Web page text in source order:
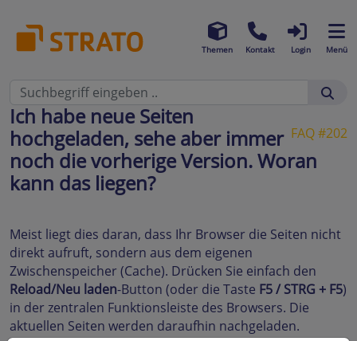
Themen Kontakt Login Menü
FAQ #202
Ich habe neue Seiten
hochgeladen, sehe aber immer
noch die vorherige Version. Woran
kann das liegen?
Meist liegt dies daran, dass Ihr Browser die Seiten nicht
direkt aufruft, sondern aus dem eigenen
Zwischenspeicher (Cache). Drücken Sie einfach den
Reload/Neu laden-Button (oder die Taste F5 / STRG + F5)
in der zentralen Funktionsleiste des Browsers. Die
aktuellen Seiten werden daraufhin nachgeladen.